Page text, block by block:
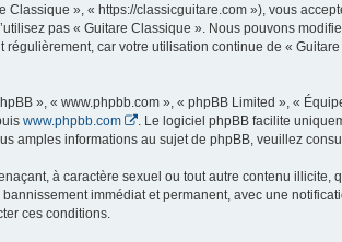
», « https://classicguitare.com »), vous
pas « Guitare Classique ». Nous pouvons
car votre utilisation continue de «
», « www.phpbb.com », « phpBB Limited », «
www.phpbb.com
. Le logiciel phpBB facilite
amples informations au sujet de phpBB, veuillez
à caractère sexuel ou tout autre contenu illicite,
immédiat et permanent, avec une
ces conditions.